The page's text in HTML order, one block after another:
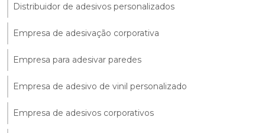
Distribuidor de adesivos personalizados
Empresa de adesivação corporativa
Empresa para adesivar paredes
Empresa de adesivo de vinil personalizado
Empresa de adesivos corporativos